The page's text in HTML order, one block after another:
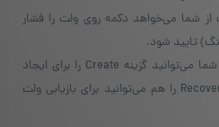
از شما می‌خواهد دکمه روی ولت را فشار
تایید شود.
۶. با جفت‌سازی ولت و اپلیکیشن، شما می‌توانید گزینه Create را برای ایجاد
ولت جدید انتخاب نمایید. گزینه Recover را هم می‌توانید برای بازیابی ولت